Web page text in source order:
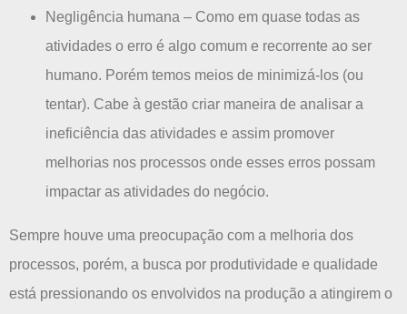
Negligência humana – Como em quase todas as
atividades o erro é algo comum e recorrente ao ser
humano. Porém temos meios de minimizá-los (ou
tentar). Cabe à gestão criar maneira de analisar a
ineficiência das atividades e assim promover
melhorias nos processos onde esses erros possam
impactar as atividades do negócio.
Sempre houve uma preocupação com a melhoria dos
processos, porém, a busca por produtividade e qualidade
está pressionando os envolvidos na produção a atingirem o